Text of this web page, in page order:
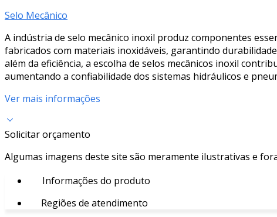
Selo Mecânico
A indústria de selo mecânico inoxil produz componentes
fabricados com materiais inoxidáveis, garantindo
além da eficiência, a escolha de selos mecânicos inoxil
aumentando a confiabilidade dos sistemas hidráulicos e
Ver mais informações
Solicitar orçamento
Algumas imagens deste site são meramente ilustrativas e
Informações do produto
Regiões de atendimento